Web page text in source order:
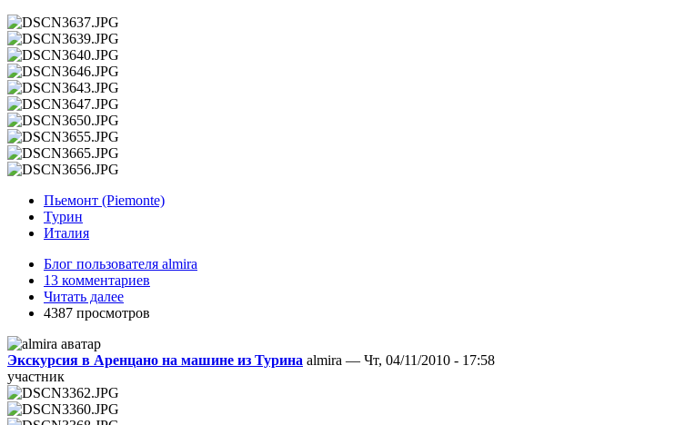
Пьемонт (Piemonte)
Турин
Италия
Блог пользователя almira
13 комментариев
Читать далее
4387 просмотров
Экскурсия в Aренцано на машине из Турина almira — Чт, 04/11/2010 - 17:58
участник